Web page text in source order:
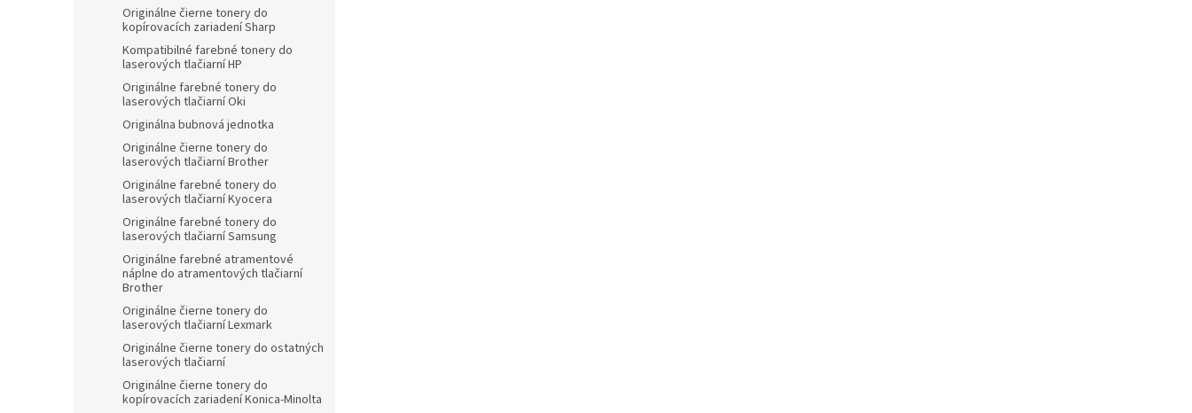
Originálne čierne tonery do
kopírovacích zariadení Sharp
Kompatibilné farebné tonery do
laserových tlačiarní HP
Originálne farebné tonery do
laserových tlačiarní Oki
Originálna bubnová jednotka
Originálne čierne tonery do
laserových tlačiarní Brother
Originálne farebné tonery do
laserových tlačiarní Kyocera
Originálne farebné tonery do
laserových tlačiarní Samsung
Originálne farebné atramentové
náplne do atramentových tlačiarní
Brother
Originálne čierne tonery do
laserových tlačiarní Lexmark
Originálne čierne tonery do ostatných
laserových tlačiarní
Originálne čierne tonery do
kopírovacích zariadení Konica-Minolta